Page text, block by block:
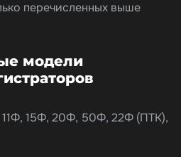
перечисленных выше
модели
15Ф, 20Ф, 50Ф, 22Ф (ПТК),